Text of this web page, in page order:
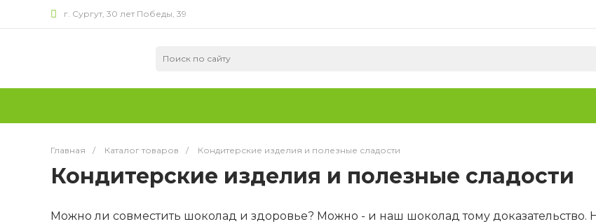
г. Сургут, 30 лет Победы, 39
Главная / Каталог товаров / Кондитерские изделия и полезные сладости
Кондитерские изделия и полезные сладости
Можно ли совместить шоколад и здоровье? Можно - и наш шоколад тому доказательство.